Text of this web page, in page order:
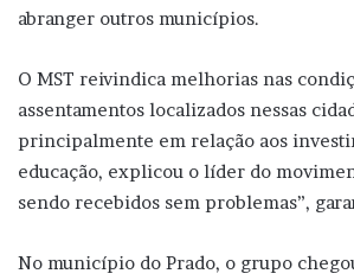
abranger outros municípios.
O MST reivindica melhorias nas
assentamentos localizados nessas
principalmente em relação aos
educação, explicou o líder do
sendo recebidos sem problemas”,
No município do Prado, o grupo